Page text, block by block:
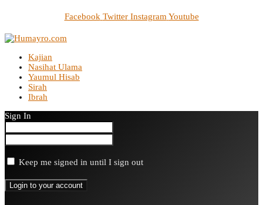
Facebook Twitter Instagram Youtube
Kajian
Nasihat Ulama
Yaumul Hisab
Sirah
Ibrah
Sign In
Keep me signed in until I sign out